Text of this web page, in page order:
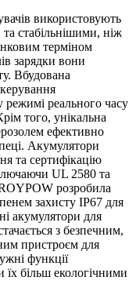
використовують
стабільнішими, ніж
терміном
зарядки вони
Вбудована
режимі реального часу
того, унікальна
ефективно
Акумулятори
та сертифікацію
UL 2580 та
розробила
захисту IP67 для
акумулятори для
з безпечним,
пристроєм для
функції
їх більш екологічними